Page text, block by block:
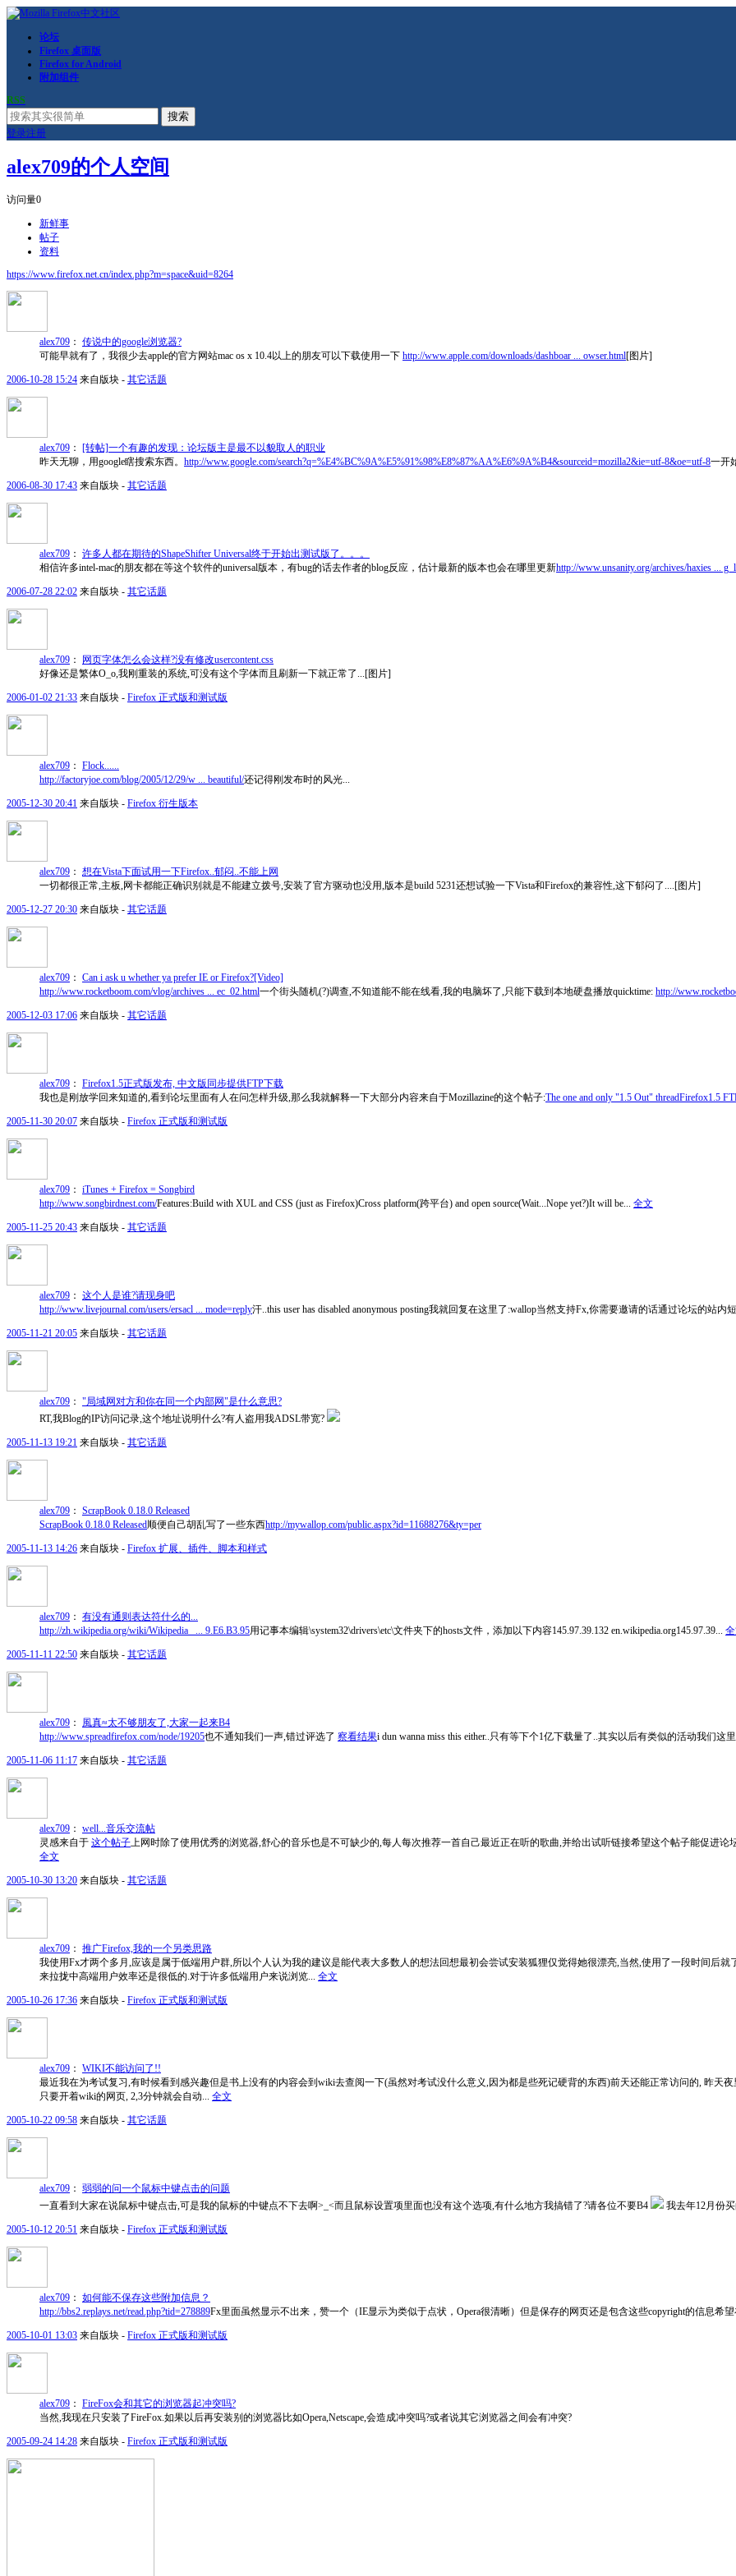
论坛
Firefox 桌面版
Firefox for Android
附加组件
RSS
搜索
登录注册
alex709的个人空间
访问量0
新鲜事
帖子
资料
https://www.firefox.net.cn/index.php?m=space&uid=8264
alex709 ： 传说中的google浏览器?
可能早就有了，我很少去apple的官方网站mac os x 10.4以上的朋友可以下载使用一下 http://www.apple.com/downloads/dashboar ... owser.html[图片]
2006-10-28 15:24 来自版块 - 其它话题
alex709 ： [转帖]一个有趣的发现：论坛版主是最不以貌取人的职业
昨天无聊，用google瞎搜索东西。 http://www.google.com/search?q=%E4%BC%9A%E5%91%98%E8%87%AA%E6%9A%B4&sourceid=mozilla2&ie=utf-8&oe=utf-8一开
2006-08-30 17:43 来自版块 - 其它话题
alex709 ： 许多人都在期待的ShapeShifter Universal终于开始出测试版了。。。
相信许多intel-mac的朋友都在等这个软件的universal版本，有bug的话去作者的blog反应，估计最新的版本也会在哪里更新http://www.unsanity.org/archives/haxies ...
2006-07-28 22:02 来自版块 - 其它话题
alex709 ：
网页字体怎么会这样?没有修改usercontent.css
好像还是繁体O_o,我刚重装的系统,可没有这个字体而且刷新一下就正常了...[图片]
2006-01-02 21:33 来自版块 - Firefox 正式版和测试版
alex709 ： Flock......
http://factoryjoe.com/blog/2005/12/29/w ... beautiful/还记得刚发布时的风光...
2005-12-30 20:41 来自版块 - Firefox 衍生版本
alex709 ： 想在Vista下面试用一下Firefox..郁闷..不能上网
一切都很正常,主板,网卡都能正确识别就是不能建立拨号,安装了官方驱动也没用,版本是build 5231还想试验一下Vista和Firefox的兼容性,这下郁闷了....[图片]
2005-12-27 20:30 来自版块 - 其它话题
alex709 ： Can i ask u whether ya prefer IE or Firefox?[Video]
http://www.rocketboom.com/vlog/archives ... ec_02.html一个街头随机(?)调查,不知道能不能在线看,我的电脑坏了,只能下载到本地硬盘播放quicktime: http://
2005-12-03 17:06 来自版块 - 其它话题
alex709 ： Firefox1.5正式版发布, 中文版同步提供FTP下载
我也是刚放学回来知道的,看到论坛里面有人在问怎样升级,那么我就解释一下大部分内容来自于Mozillazine的这个帖子:The one and only "1.5 Out" threadFirefox1.5
2005-11-30 20:07 来自版块 - Firefox 正式版和测试版
alex709 ： iTunes + Firefox = Songbird
http://www.songbirdnest.com/Features:Build with XUL and CSS (just as Firefox)Cross platform(跨平台) and open source(Wait...Nope yet?)It will be... 全文
2005-11-25 20:43 来自版块 - 其它话题
alex709 ： 这个人是谁?请现身吧
http://www.livejournal.com/users/ersacl ... mode=reply汗..this user has disabled anonymous posting我就回复在这里了:wallop当然支持Fx,你需要邀请的话通过论坛的站内
2005-11-21 20:05 来自版块 - 其它话题
alex709 ： "局域网对方和你在同一个内部网"是什么意思?
RT,我Blog的IP访问记录,这个地址说明什么?有人盗用我ADSL带宽?
2005-11-13 19:21 来自版块 - 其它话题
alex709 ： ScrapBook 0.18.0 Released
ScrapBook 0.18.0 Released顺便自己胡乱写了一些东西http://mywallop.com/public.aspx?id=11688276&ty=per
2005-11-13 14:26 来自版块 - Firefox 扩展、插件、脚本和样式
alex709 ： 有没有通则表达符什么的...
http://zh.wikipedia.org/wiki/Wikipedia_ ... 9.E6.B3.95用记事本编辑\system32\drivers\etc\文件夹下的hosts文件，添加以下内容145.97.39.132 en.wikipedia.org145.97.39...
2005-11-11 22:50 来自版块 - 其它话题
alex709 ： 風真≈太不够朋友了,大家一起来B4
http://www.spreadfirefox.com/node/19205也不通知我们一声,错过评选了 察看结果i dun wanna miss this either..只有等下个1亿下载量了..其实以后有类似的活动我们这
2005-11-06 11:17 来自版块 - 其它话题
alex709 ： well...音乐交流帖
灵感来自于 这个帖子上网时除了使用优秀的浏览器,舒心的音乐也是不可缺少的,每人每次推荐一首自己最近正在听的歌曲,并给出试听链接希望这个帖子能促进论
全文
2005-10-30 13:20 来自版块 - 其它话题
alex709 ： 推广Firefox,我的一个另类思路
我使用Fx才两个多月,应该是属于低端用户群,所以个人认为我的建议是能代表大多数人的想法回想最初会尝试安装狐狸仅觉得她很漂亮,当然,使用了一段时间后
来拉拢中高端用户效率还是很低的.对于许多低端用户来说浏览... 全文
2005-10-26 17:36 来自版块 - Firefox 正式版和测试版
alex709 ： WIKI不能访问了!!
最近我在为考试复习,有时候看到感兴趣但是书上没有的内容会到wiki去查阅一下(虽然对考试没什么意义,因为都是些死记硬背的东西)前天还能正常访问的, 昨天
只要开着wiki的网页, 2,3分钟就会自动... 全文
2005-10-22 09:58 来自版块 - 其它话题
alex709 ： 弱弱的问一个鼠标中键点击的问题
一直看到大家在说鼠标中键点击,可是我的鼠标的中键点不下去啊>_<而且鼠标设置项里面也没有这个选项,有什么地方我搞错了?请各位不要B4
我去年12月份
2005-10-12 20:51 来自版块 - Firefox 正式版和测试版
alex709 ： 如何能不保存这些附加信息？
http://bbs2.replays.net/read.php?tid=278889Fx里面虽然显示不出来，赞一个（IE显示为类似于点状，Opera很清晰）但是保存的网页还是包含这些copyright的信息希
2005-10-01 13:03 来自版块 - Firefox 正式版和测试版
alex709 ： FireFox会和其它的浏览器起冲突吗?
当然,我现在只安装了FireFox.如果以后再安装别的浏览器比如Opera,Netscape,会造成冲突吗?或者说其它浏览器之间会有冲突?
2005-09-24 14:28 来自版块 - Firefox 正式版和测试版